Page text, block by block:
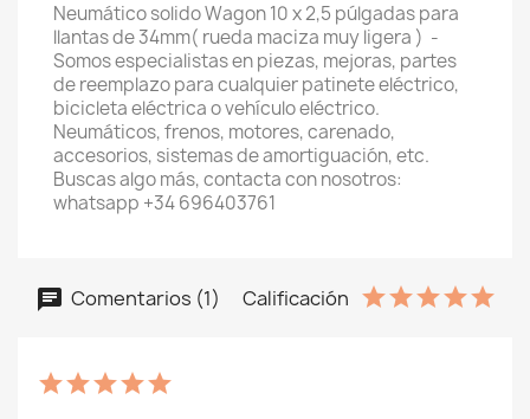
Neumático solido Wagon 10 x 2,5 púlgadas para
llantas de 34mm( rueda maciza muy ligera ) -
Somos especialistas en piezas, mejoras, partes
de reemplazo para cualquier patinete eléctrico,
bicicleta eléctrica o vehículo eléctrico.
Neumáticos, frenos, motores, carenado,
accesorios, sistemas de amortiguación, etc.
Buscas algo más, contacta con nosotros:
whatsapp +34 696403761
Comentarios (1) Calificación